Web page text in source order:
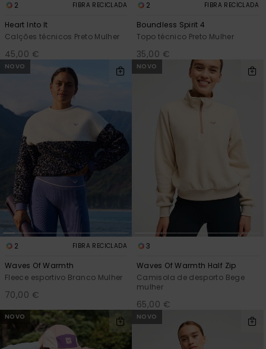
2 FIBRA RECICLADA
Heart Into It
Calções técnicos Preto Mulher
45,00 €
2 FIBRA RECICLADA
Boundless Spirit 4
Topo técnico Preto Mulher
35,00 €
NOVO
2 FIBRA RECICLADA
Waves Of Warmth
Fleece esportivo Branco Mulher
70,00 €
NOVO
3
Waves Of Warmth Half Zip
Camisola de desporto Bege
mulher
65,00 €
NOVO NOVO